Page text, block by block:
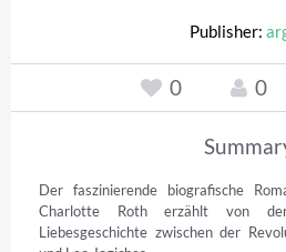
Publisher:
0 0
Der faszinierende biografische
Charlotte Roth erzählt von der
Liebesgeschichte zwischen der